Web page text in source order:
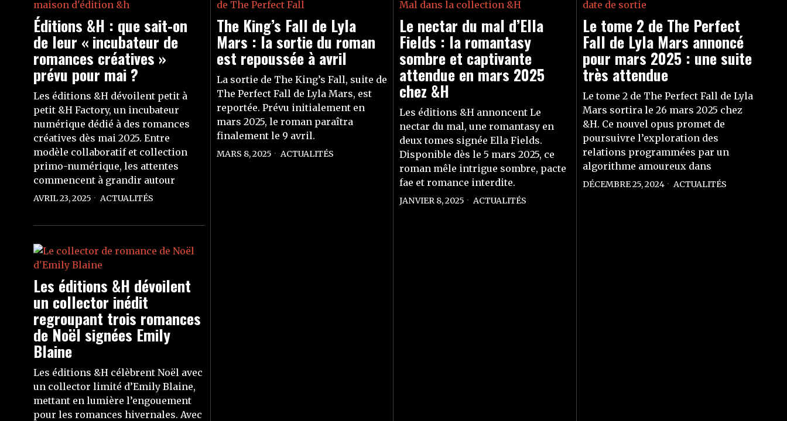
Éditions &H : que sait-on
de leur « incubateur de
romances créatives »
prévu pour mai ?
Les éditions &H dévoilent petit à
petit &H Factory, un incubateur
numérique dédié à des romances
créatives dès mai 2025. Entre
modèle collaboratif et collection
primo-numérique, les attentes
commencent à grandir autour
AVRIL 23, 2025 ACTUALITÉS
The King’s Fall de Lyla
Mars : la sortie du roman
est repoussée à avril
La sortie de The King’s Fall, suite de
The Perfect Fall de Lyla Mars, est
reportée. Prévu initialement en
mars 2025, le roman paraîtra
finalement le 9 avril.
MARS 8, 2025 ACTUALITÉS
Le nectar du mal d’Ella
Fields : la romantasy
sombre et captivante
attendue en mars 2025
chez &H
Les éditions &H annoncent Le
nectar du mal, une romantasy en
deux tomes signée Ella Fields.
Disponible dès le 5 mars 2025, ce
roman mêle intrigue sombre, pacte
fae et romance interdite.
JANVIER 8, 2025 ACTUALITÉS
Le tome 2 de The Perfect
Fall de Lyla Mars annoncé
pour mars 2025 : une suite
très attendue
Le tome 2 de The Perfect Fall de Lyla
Mars sortira le 26 mars 2025 chez
&H. Ce nouvel opus promet de
poursuivre l’exploration des
relations programmées par un
algorithme amoureux dans
DÉCEMBRE 25, 2024 ACTUALITÉS
Les éditions &H dévoilent
un collector inédit
regroupant trois romances
de Noël signées Emily
Blaine
Les éditions &H célèbrent Noël avec
un collector limité d’Emily Blaine,
mettant en lumière l’engouement
pour les romances hivernales. Avec